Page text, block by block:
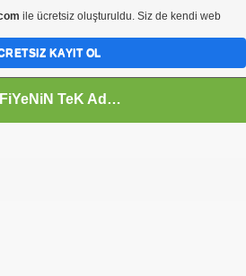
MoDiFiYeNiN TeK AdReSi 80TUNİNG OsMaNiYeNiN MoDiFiYe SiTeSi!!!
ile ücretsiz oluşturuldu. Siz de kendi web
KAYIT OL